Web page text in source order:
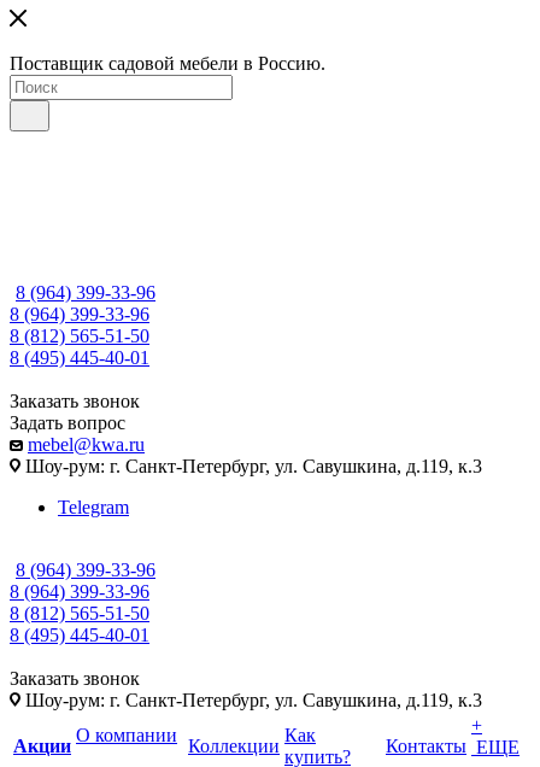
Поставщик садовой мебели в Россию.
8 (964) 399-33-96
8 (964) 399-33-96
8 (812) 565-51-50
8 (495) 445-40-01
Заказать звонок
Задать вопрос
mebel@kwa.ru
Шоу-рум: г. Санкт-Петербург, ул. Савушкина, д.119, к.3
Telegram
8 (964) 399-33-96
8 (964) 399-33-96
8 (812) 565-51-50
8 (495) 445-40-01
Заказать звонок
Шоу-рум: г. Санкт-Петербург, ул. Савушкина, д.119, к.3
Акции
О компании
Коллекции
Как
купить?
Контакты
+
ЕЩЕ